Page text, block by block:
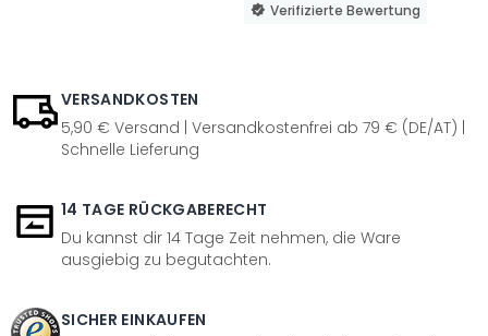
Verifizierte Bewertung
VERSANDKOSTEN
5,90 € Versand | Versandkostenfrei ab 79 € (DE/AT) |
Schnelle Lieferung
14 TAGE RÜCKGABERECHT
Du kannst dir 14 Tage Zeit nehmen, die Ware
ausgiebig zu begutachten.
SICHER EINKAUFEN